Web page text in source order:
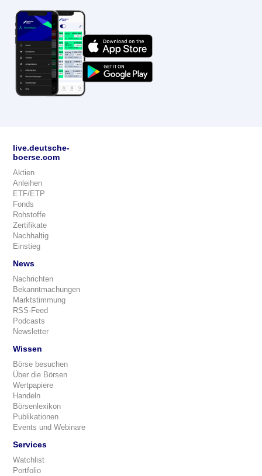
live.deutsche-
boerse.com
Aktien
Anleihen
ETF/ETP
Fonds
Rohstoffe
Zertifikate
Nachhaltig
Einstieg
News
Nachrichten
Bekanntmachungen
Marktstimmung
RSS-Feed
Podcasts
Newsletter
Wissen
Börse besuchen
Über die Börsen
Wertpapiere
Handeln
Börsenlexikon
Publikationen
Events und Webinare
Services
Watchlist
Portfolio